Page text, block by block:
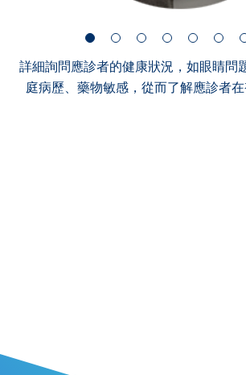
詳細詢問應診者的健康狀況，如眼睛問
庭病歷、藥物敏感，從而了解應診者